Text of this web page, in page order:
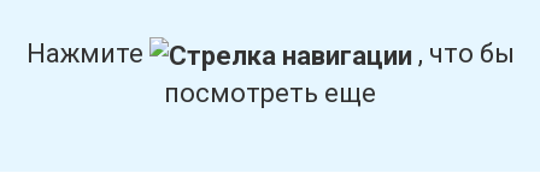
Нажмите
, что бы
посмотреть еще